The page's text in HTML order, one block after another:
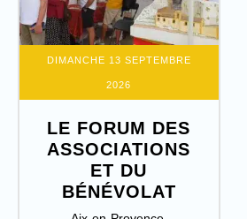
DIMANCHE 13 SEPTEMBRE
2026
LE FORUM DES
ASSOCIATIONS
ET DU
BÉNÉVOLAT